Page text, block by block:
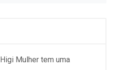
Mulher tem uma